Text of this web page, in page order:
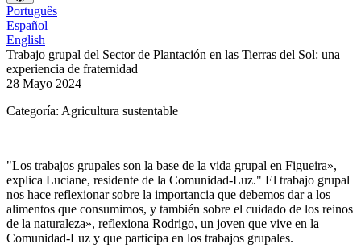
Elegir
un
idioma
Português
Español
English
Trabajo grupal del Sector de Plantación en las Tierras del Sol: una
experiencia de fraternidad
28 Mayo 2024
Categoría: Agricultura sustentable
"Los trabajos grupales son la base de la vida grupal en Figueira»,
explica Luciane, residente de la Comunidad-Luz." El trabajo grupal
nos hace reflexionar sobre la importancia que debemos dar a los
alimentos que consumimos, y también sobre el cuidado de los reinos
de la naturaleza», reflexiona Rodrigo, un joven que vive en la
Comunidad-Luz y que participa en los trabajos grupales.